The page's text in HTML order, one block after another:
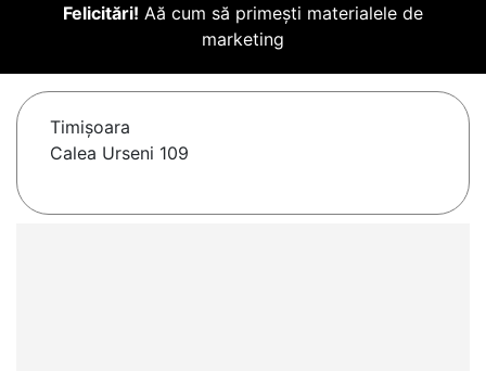
Felicitări! Aă cum să primești materialele de
marketing
Timişoara
Calea Urseni 109